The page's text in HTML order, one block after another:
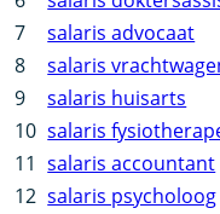
7
salaris advocaat
8
salaris
9
salaris huisarts
10 salaris
11 salaris accountant
12 salaris psycholoog